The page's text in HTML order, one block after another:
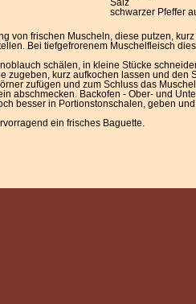
Salz
schwarzer Pfeffer
von frischen Muscheln, diese putzen,
Bei tiefgefrorenem Muschelfleisch
schälen, in kleine Stücke
zugeben, kurz aufkochen lassen und den
zufügen und zum Schluss das
abschmecken. Backofen - Ober- und
besser in Portionstonschalen, geben
ein frisches Baguette.